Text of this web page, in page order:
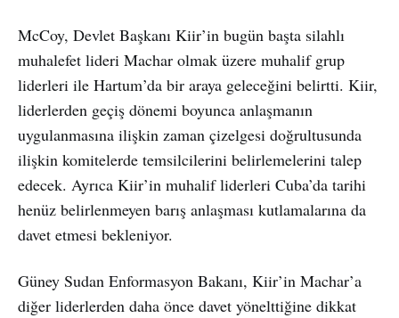
McCoy, Devlet Başkanı Kiir’in bugün başta silahlı
muhalefet lideri Machar olmak üzere muhalif grup
liderleri ile Hartum’da bir araya geleceğini belirtti. Kiir,
liderlerden geçiş dönemi boyunca anlaşmanın
uygulanmasına ilişkin zaman çizelgesi doğrultusunda
ilişkin komitelerde temsilcilerini belirlemelerini talep
edecek. Ayrıca Kiir’in muhalif liderleri Cuba’da tarihi
henüz belirlenmeyen barış anlaşması kutlamalarına da
davet etmesi bekleniyor.
Güney Sudan Enformasyon Bakanı, Kiir’in Machar’a
diğer liderlerden daha önce davet yönelttiğine dikkat